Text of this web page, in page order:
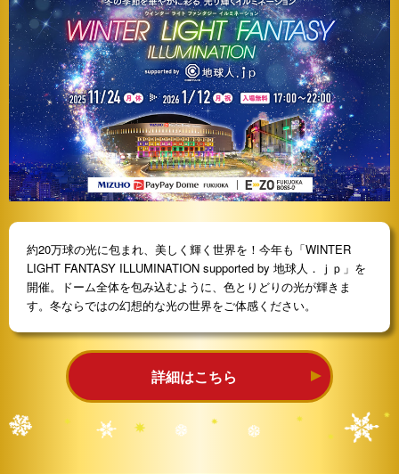
約20万球の光に包まれ、美しく輝く世界を！今年も「WINTER
LIGHT FANTASY ILLUMINATION supported by 地球人．ｊｐ」を
開催。ドーム全体を包み込むように、色とりどりの光が輝きま
す。冬ならではの幻想的な光の世界をご体感ください。
詳細はこちら